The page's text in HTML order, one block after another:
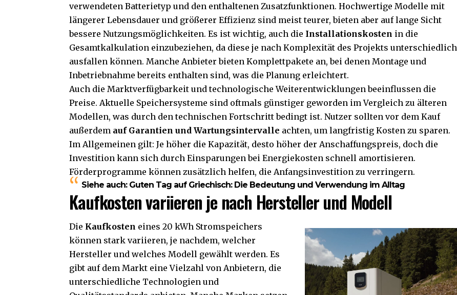
verwendeten Batterietyp und den enthaltenen Zusatzfunktionen. Hochwertige Modelle mit
längerer Lebensdauer und größerer Effizienz sind meist teurer, bieten aber auf lange Sicht
bessere Nutzungsmöglichkeiten. Es ist wichtig, auch die Installationskosten in die
Gesamtkalkulation einzubeziehen, da diese je nach Komplexität des Projekts unterschiedlich
ausfallen können. Manche Anbieter bieten Komplettpakete an, bei denen Montage und
Inbetriebnahme bereits enthalten sind, was die Planung erleichtert.
Auch die Marktverfügbarkeit und technologische Weiterentwicklungen beeinflussen die
Preise. Aktuelle Speichersysteme sind oftmals günstiger geworden im Vergleich zu älteren
Modellen, was durch den technischen Fortschritt bedingt ist. Nutzer sollten vor dem Kauf
außerdem auf Garantien und Wartungsintervalle achten, um langfristig Kosten zu sparen.
Im Allgemeinen gilt: Je höher die Kapazität, desto höher der Anschaffungspreis, doch die
Investition kann sich durch Einsparungen bei Energiekosten schnell amortisieren.
Förderprogramme können zusätzlich helfen, die Anfangsinvestition zu verringern.
Siehe auch: Guten Tag auf Griechisch: Die Bedeutung und Verwendung im Alltag
Kaufkosten variieren je nach Hersteller und Modell
Die Kaufkosten eines 20 kWh Stromspeichers
können stark variieren, je nachdem, welcher
Hersteller und welches Modell gewählt werden. Es
gibt auf dem Markt eine Vielzahl von Anbietern, die
unterschiedliche Technologien und